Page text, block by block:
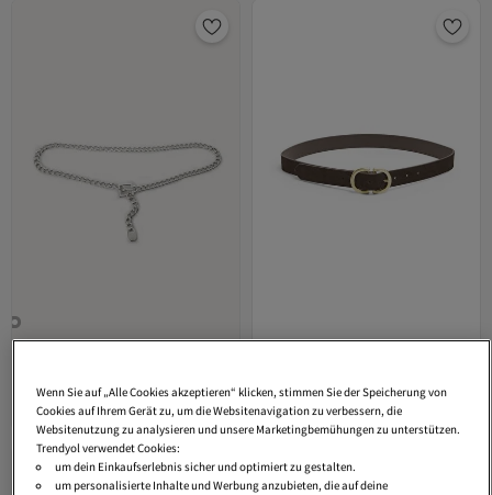
4.6 67
Versand kostenlos ab 35€
14,82€
Versand kostenlos ab 35€
16, 76
Wenn Sie auf „Alle Cookies akzeptieren“ klicken, stimmen Sie der Speicherung von
Cookies auf Ihrem Gerät zu, um die Websitenavigation zu verbessern, die
Websitenutzung zu analysieren und unsere Marketingbemühungen zu unterstützen.
Trendyol verwendet Cookies:
um dein Einkaufserlebnis sicher und optimiert zu gestalten.
um personalisierte Inhalte und Werbung anzubieten, die auf deine